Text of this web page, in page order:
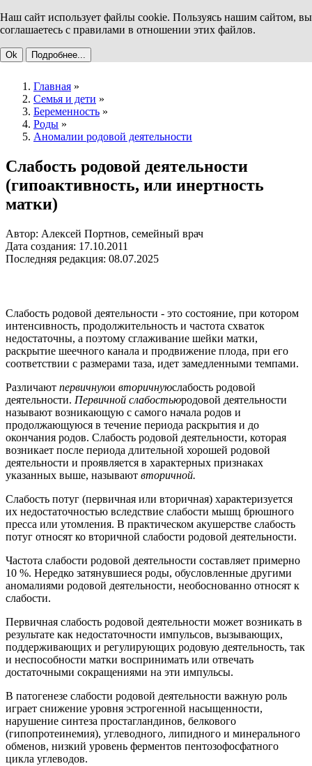
Наш сайт использует файлы cookie. Пользуясь нашим сайтом, вы
соглашаетесь с правилами в отношении этих файлов.
Ok Подробнее...
Главная »
Семья и дети »
Беременность »
Роды »
Аномалии родовой деятельности
Слабость родовой деятельности
(гипоактивность, или инертность
матки)
Автор: Алексей Портнов, семейный врач
Дата создания: 17.10.2011
Последняя редакция: 08.07.2025
Слабость родовой деятельности - это состояние, при котором
интенсивность, продолжительность и частота схваток
недостаточны, а поэтому сглаживание шейки матки,
раскрытие шеечного канала и продвижение плода, при его
соответствии с размерами таза, идет замедленными темпами.
Различают первичнуюи вторичнуюслабость родовой
деятельности. Первичной слабостьюродовой деятельности
называют возникающую с самого начала родов и
продолжающуюся в течение периода раскрытия и до
окончания родов. Слабость родовой деятельности, которая
возникает после периода длительной хорошей родовой
деятельности и проявляется в характерных признаках
указанных выше, называют вторичной.
Слабость потуг (первичная или вторичная) характеризуется
их недостаточностью вследствие слабости мышц брюшного
пресса или утомления. В практическом акушерстве слабость
потуг относят ко вторичной слабости родовой деятельности.
Частота слабости родовой деятельности составляет примерно
10 %. Нередко затянувшиеся роды, обусловленные другими
аномалиями родовой деятельности, необоснованно относят к
слабости.
Первичная слабость родовой деятельности может возникать в
результате как недостаточности импульсов, вызывающих,
поддерживающих и регулирующих родовую деятельность, так
и неспособности матки воспринимать или отвечать
достаточными сокращениями на эти импульсы.
В патогенезе слабости родовой деятельности важную роль
играет снижение уровня эстрогенной насыщенности,
нарушение синтеза простагландинов, белкового
(гипопротеинемия), углеводного, липидного и минерального
обменов, низкий уровень ферментов пентозофосфатного
цикла углеводов.